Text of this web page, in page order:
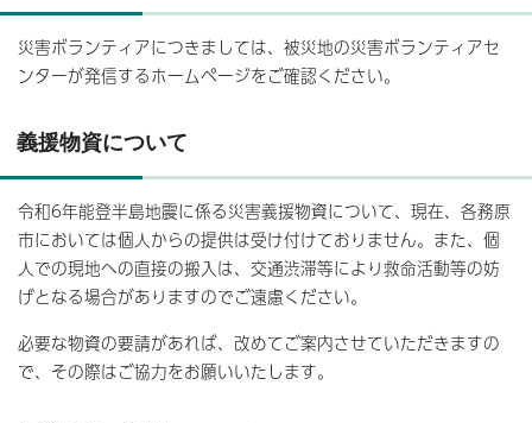
災害ボランティアにつきましては、被災地の災害ボランティアセ
ンターが発信するホームページをご確認ください。
義援物資について
令和6年能登半島地震に係る災害義援物資について、現在、各務原
市においては個人からの提供は受け付けておりません。また、個
人での現地への直接の搬入は、交通渋滞等により救命活動等の妨
げとなる場合がありますのでご遠慮ください。
必要な物資の要請があれば、改めてご案内させていただきますの
で、その際はご協力をお願いいたします。